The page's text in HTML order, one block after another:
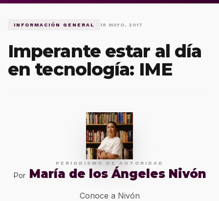
INFORMACIÓN GENERAL 18 MAYO, 2017
Imperante estar al día
en tecnología: IME
PERIODISMO DE AUTORIDAD
Por María de los Ángeles Nivón
Conoce a Nivón